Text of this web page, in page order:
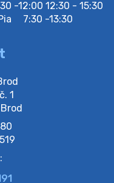
vyložili pred dom už
dodávky
bude v
prerušenie
informácie o
…
-12:00 12:30 - 15:30
7:30 -13:30
1